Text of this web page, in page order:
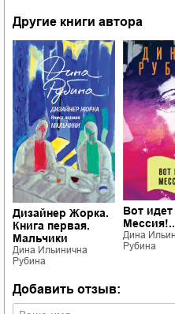
Другие книги автора
Дизайнер Жорка.
Книга первая.
Мальчики
Дина Ильинична
Рубина
Вот идет
Мессия!..
Дина
Рубина
Добавить отзыв: